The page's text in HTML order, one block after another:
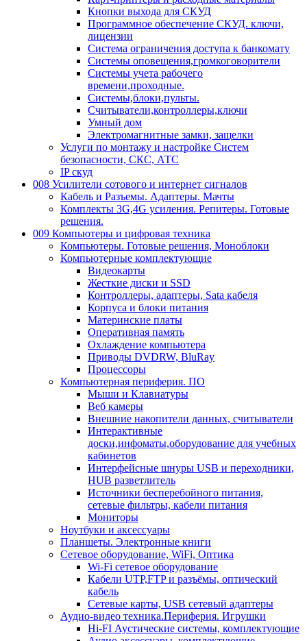
Кнопки выхода для СКУД
Программное обеспечение СКУД. ключи,
лицензии
Система ограничения доступа к банкомату
Системы оповещения,громкоговорители
Системы учета рабочего
времени,проходные.
Системы,блоки,пульты.
Считыватели,контроллеры,ключи
Умный дом
Электромагнитные замки, защелки
Услуги по монтажу и настройке Систем
безопасности, СКС, АТС
IP скуд
008 Усилители сотового и интернет сигналов
Кабель и Разъемы. Адаптеры. Мачты
Комплекты 3G,4G усиления. Репитеры. Готовые
решения.
009 Компьютеры и цифровая техника
Компьютеры. Готовые решения, Моноблоки
Компьютерные комплектующие
Видеокарты
Жесткие диски и SSD
Контроллеры, адаптеры, Sata кабеля
Корпуса и блоки питания
Материнские платы
Оперативная память
Охлаждение компьютера
Приводы DVDRW, BluRay
Процессоры
Компьютерная периферия. ПО
Мыши и Клавиатуры
Веб камеры
Внешние накопители данных, считыватели
Интерактивные
доски,инфоматы,оборудование для учебных
кабинетов
Интерфейсные шнуры USB и переходники,
HUB разветлитель
Источники бесперебойного питания,
сетевые фильтры, кабели питания
Мониторы
Ноутбуки и аксессуары
Планшеты. Электронные книги
Сетевое оборудование, WiFi, Оптика
Wi-Fi сетевое оборудование
Кабели UTP,FTP и разъёмы, оптический
кабель
Сетевые карты, USB сетевый адаптеры
Аудио-видео техника.Периферия. Игрушки
Hi-FI Аустические системы, комплектующие